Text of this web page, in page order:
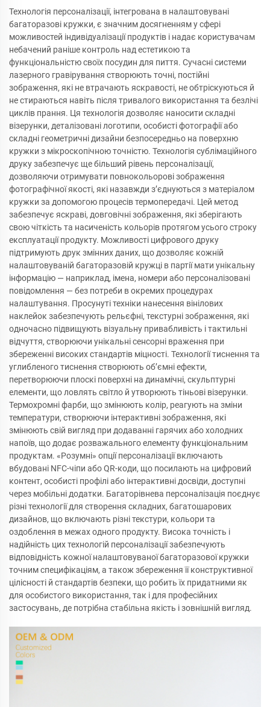
Технологія персоналізації, інтегрована в налаштовувані
багаторазові кружки, є значним досягненням у сфері
можливостей індивідуалізації продуктів і надає користувачам
небачений раніше контроль над естетикою та
функціональністю своїх посудин для пиття. Сучасні системи
лазерного гравірування створюють точні, постійні
зображення, які не втрачають яскравості, не обтріскуються й
не стираються навіть після тривалого використання та безлічі
циклів прання. Ця технологія дозволяє наносити складні
візерунки, деталізовані логотипи, особисті фотографії або
складні геометричні дизайни безпосередньо на поверхню
кружки з мікроскопічною точністю. Технологія сублімаційного
друку забезпечує ще більший рівень персоналізації,
дозволяючи отримувати повнокольорові зображення
фотографічної якості, які назавжди з’єднуються з матеріалом
кружки за допомогою процесів термопередачі. Цей метод
забезпечує яскраві, довговічні зображення, які зберігають
свою чіткість та насиченість кольорів протягом усього строку
експлуатації продукту. Можливості цифрового друку
підтримують друк змінних даних, що дозволяє кожній
налаштовуваній багаторазовій кружці в партії мати унікальну
інформацію — наприклад, імена, номери або персоналізовані
повідомлення — без потреби в окремих процедурах
налаштування. Просунуті техніки нанесення вінілових
наклейок забезпечують рельєфні, текстурні зображення, які
одночасно підвищують візуальну привабливість і тактильні
відчуття, створюючи унікальні сенсорні враження при
збереженні високих стандартів міцності. Технології тиснення та
углибленого тиснення створюють об’ємні ефекти,
перетворюючи плоскі поверхні на динамічні, скульптурні
елементи, що ловлять світло й утворюють тіньові візерунки.
Термохромні фарби, що змінюють колір, реагують на зміни
температури, створюючи інтерактивні зображення, які
змінюють свій вигляд при додаванні гарячих або холодних
напоїв, що додає розважального елементу функціональним
продуктам. «Розумні» опції персоналізації включають
вбудовані NFC-чіпи або QR-коди, що посилають на цифровий
контент, особисті профілі або інтерактивні досвіди, доступні
через мобільні додатки. Багаторівнева персоналізація поєднує
різні технології для створення складних, багатошарових
дизайнов, що включають різні текстури, кольори та
оздоблення в межах одного продукту. Висока точність і
надійність цих технологій персоналізації забезпечують
відповідність кожної налаштовуваної багаторазової кружки
точним специфікаціям, а також збереження її конструктивної
цілісності й стандартів безпеки, що робить їх придатними як
для особистого використання, так і для професійних
застосувань, де потрібна стабільна якість і зовнішній вигляд.